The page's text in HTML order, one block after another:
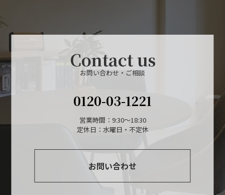
Contact us
お問い合わせ・ご相談
0120-03-1221
営業時間：9:30～18:30
定休日：水曜日・不定休
お問い合わせ